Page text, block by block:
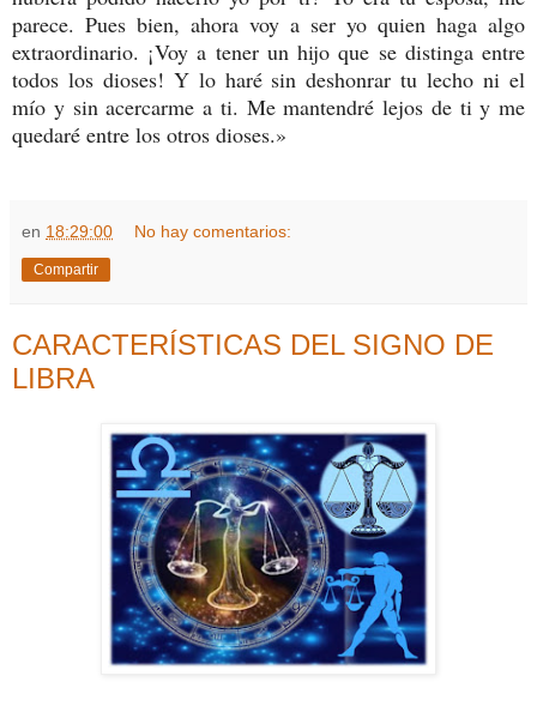
parece. Pues bien, ahora voy a ser yo quien haga algo
extraordinario. ¡Voy a tener un hijo que se distinga entre
todos los dioses! Y lo haré sin deshonrar tu lecho ni el
mío y sin acercarme a ti. Me mantendré lejos de ti y me
quedaré entre los otros dioses.»
en 18:29:00 No hay comentarios:
Compartir
CARACTERÍSTICAS DEL SIGNO DE
LIBRA